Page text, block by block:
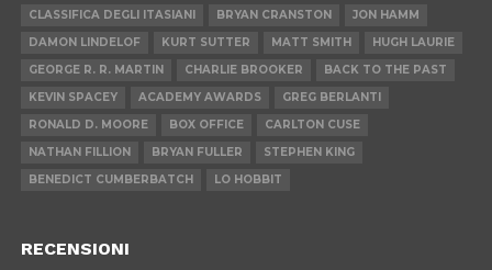
CLASSIFICA DEGLI ITASIANI
BRYAN CRANSTON
JON HAMM
DAMON LINDELOF
KURT SUTTER MATT SMITH
HUGH LAURIE
GEORGE R. R. MARTIN
CHARLIE BROOKER
BACK TO THE PAST
KEVIN SPACEY
ACADEMY AWARDS
GREG BERLANTI
RONALD D. MOORE
BOX OFFICE
CARLTON CUSE
NATHAN FILLION
BRYAN FULLER
STEPHEN KING
BENEDICT CUMBERBATCH
LO HOBBIT
RECENSIONI